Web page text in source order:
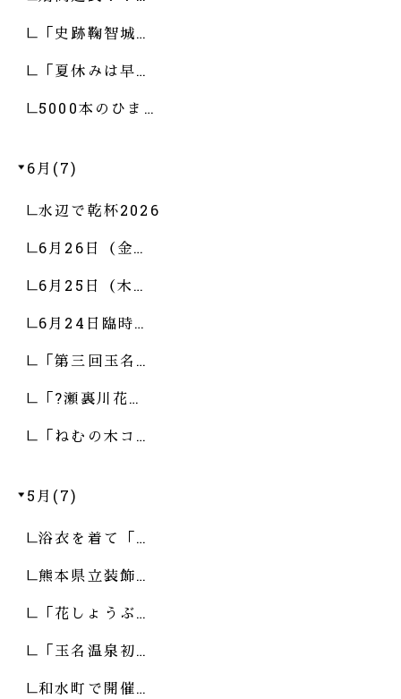
「史跡鞠智城…
「夏休みは早…
5000本のひま…
6月(7)
水辺で乾杯2026
6月26日（金…
6月25日（木…
6月24日臨時…
「第三回玉名…
「?瀬裏川花…
「ねむの木コ…
5月(7)
浴衣を着て「…
熊本県立装飾…
「花しょうぶ…
「玉名温泉初…
和水町で開催…